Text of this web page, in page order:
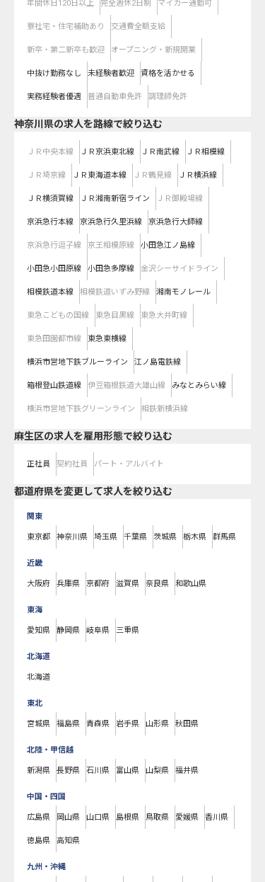
年間休日120日以上 完全週休2日制 マイカー通勤可
寮社宅・住宅補助あり 交通費全額支給
新卒・第二新卒も歓迎 オープニング・新規開業
中抜け勤務なし 未経験者歓迎 資格を活かせる
実務経験者優遇 普通自動車免許 調理師免許
神奈川県の求人を路線で絞り込む
ＪＲ中央本線 ＪＲ京浜東北線 ＪＲ南武線 ＪＲ相模線
ＪＲ埼京線 ＪＲ東海道本線 ＪＲ鶴見線 ＪＲ横浜線
ＪＲ横須賀線 ＪＲ湘南新宿ライン ＪＲ御殿場線
京浜急行本線 京浜急行久里浜線 京浜急行大師線
京浜急行逗子線 京王相模原線 小田急江ノ島線
小田急小田原線 小田急多摩線 金沢シーサイドライン
相模鉄道本線 相模鉄道いずみ野線 湘南モノレール
東急こどもの国線 東急目黒線 東急大井町線
東急田園都市線 東急東横線
横浜市営地下鉄ブルーライン 江ノ島電鉄線
箱根登山鉄道線 伊豆箱根鉄道大雄山線 みなとみらい線
横浜市営地下鉄グリーンライン 相鉄新横浜線
麻生区の求人を雇用形態で絞り込む
正社員 契約社員 パート・アルバイト
都道府県を変更して求人を絞り込む
関東
東京都 神奈川県 埼玉県 千葉県 茨城県 栃木県 群馬県
近畿
大阪府 兵庫県 京都府 滋賀県 奈良県 和歌山県
東海
愛知県 静岡県 岐阜県 三重県
北海道
北海道
東北
宮城県 福島県 青森県 岩手県 山形県 秋田県
北陸・甲信越
新潟県 長野県 石川県 富山県 山梨県 福井県
中国・四国
広島県 岡山県 山口県 島根県 鳥取県 愛媛県 香川県
徳島県 高知県
九州・沖縄